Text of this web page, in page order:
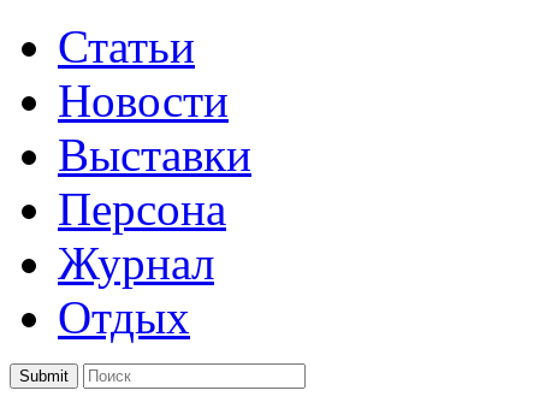
Статьи
Новости
Выставки
Персона
Журнал
Отдых
Submit